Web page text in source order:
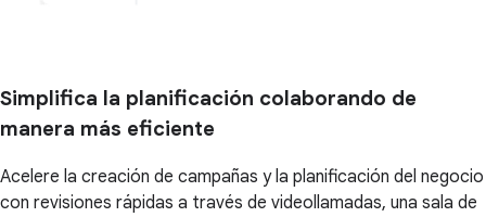
Simplifica la planificación colaborando de
manera más eficiente
Acelere la creación de campañas y la planificación del negocio
con revisiones rápidas a través de videollamadas, una sala de